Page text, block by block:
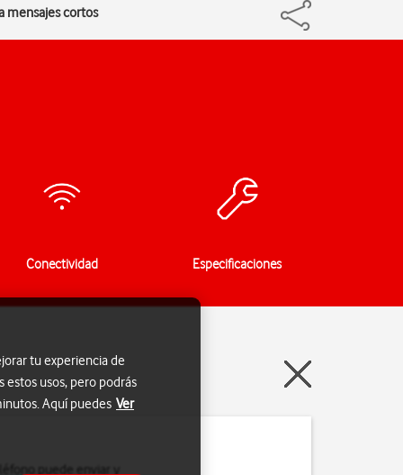
mensajes cortos
Conectividad Especificaciones
tu experiencia de
estos usos, pero podrás
Aquí puedes Ver